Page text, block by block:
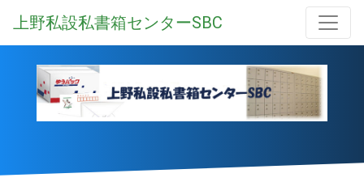
上野私設私書箱センターSBC